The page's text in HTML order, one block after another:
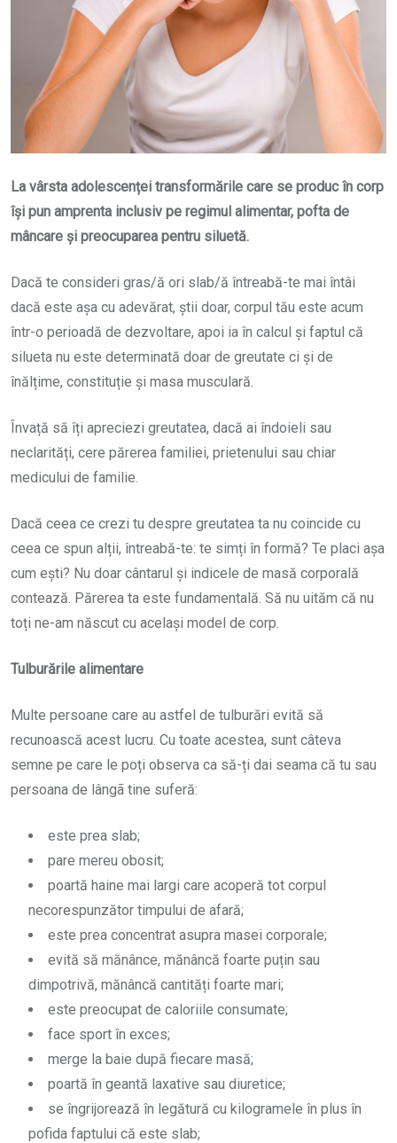
La vârsta adolescenței transformările care se produc în corp
își pun amprenta inclusiv pe regimul alimentar, pofta de
mâncare și preocuparea pentru siluetă.
Dacă te consideri gras/ă ori slab/ă întreabă-te mai întâi
dacă este așa cu adevărat, știi doar, corpul tău este acum
într-o perioadă de dezvoltare, apoi ia în calcul și faptul că
silueta nu este determinată doar de greutate ci și de
înălțime, constituție și masa musculară.
Învață să îți apreciezi greutatea, dacă ai îndoieli sau
neclarități, cere părerea familiei, prietenului sau chiar
medicului de familie.
Dacă ceea ce crezi tu despre greutatea ta nu coincide cu
ceea ce spun alții, întreabă-te: te simți în formă? Te placi așa
cum ești? Nu doar cântarul și indicele de masă corporală
contează. Părerea ta este fundamentală. Să nu uităm că nu
toți ne-am născut cu același model de corp.
Tulburările alimentare
Multe persoane care au astfel de tulburări evită să
recunoască acest lucru. Cu toate acestea, sunt câteva
semne pe care le poți observa ca să-ți dai seama că tu sau
persoana de lângã tine suferă:
este prea slab;
pare mereu obosit;
poartă haine mai largi care acoperă tot corpul
necorespunzător timpului de afară;
este prea concentrat asupra masei corporale;
evită să mănânce, mănâncă foarte puțin sau
dimpotrivă, mănâncă cantități foarte mari;
este preocupat de caloriile consumate;
face sport în exces;
merge la baie după fiecare masă;
poartă în geantă laxative sau diuretice;
se îngrijorează în legătură cu kilogramele în plus în
pofida faptului că este slab;